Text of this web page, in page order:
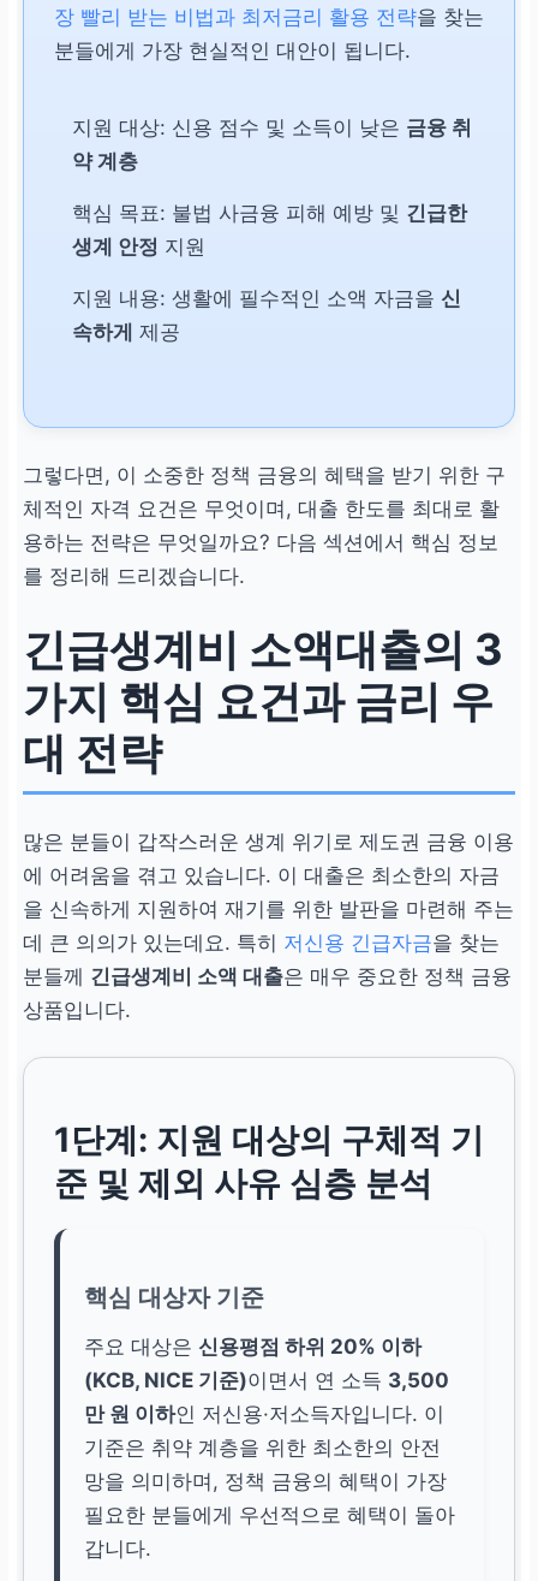
장 빨리 받는 비법과 최저금리 활용 전략을 찾는
분들에게 가장 현실적인 대안이 됩니다.
지원 대상: 신용 점수 및 소득이 낮은 금융 취
약 계층
핵심 목표: 불법 사금융 피해 예방 및 긴급한
생계 안정 지원
지원 내용: 생활에 필수적인 소액 자금을 신
속하게 제공
그렇다면, 이 소중한 정책 금융의 혜택을 받기 위한 구
체적인 자격 요건은 무엇이며, 대출 한도를 최대로 활
용하는 전략은 무엇일까요? 다음 섹션에서 핵심 정보
를 정리해 드리겠습니다.
긴급생계비 소액대출의 3
가지 핵심 요건과 금리 우
대 전략
많은 분들이 갑작스러운 생계 위기로 제도권 금융 이용
에 어려움을 겪고 있습니다. 이 대출은 최소한의 자금
을 신속하게 지원하여 재기를 위한 발판을 마련해 주는
데 큰 의의가 있는데요. 특히 저신용 긴급자금을 찾는
분들께 긴급생계비 소액 대출은 매우 중요한 정책 금융
상품입니다.
1단계: 지원 대상의 구체적 기
준 및 제외 사유 심층 분석
핵심 대상자 기준
주요 대상은 신용평점 하위 20% 이하
(KCB, NICE 기준)이면서 연 소득 3,500
만 원 이하인 저신용·저소득자입니다. 이
기준은 취약 계층을 위한 최소한의 안전
망을 의미하며, 정책 금융의 혜택이 가장
필요한 분들에게 우선적으로 혜택이 돌아
갑니다.